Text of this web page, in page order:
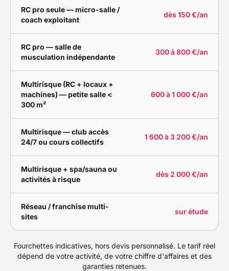
RC pro seule — micro-salle /
coach exploitant
dès 150 €/an
RC pro — salle de
musculation indépendante
300 à 800 €/an
Multirisque (RC + locaux +
machines) — petite salle <
300 m²
600 à 1 000 €/an
Multirisque — club accès
24/7 ou cours collectifs
1 600 à 3 200 €/an
Multirisque + spa/sauna ou
activités à risque
dès 2 000 €/an
Réseau / franchise multi-
sites
sur étude
Fourchettes indicatives, hors devis personnalisé. Le tarif réel
dépend de votre activité, de votre chiffre d'affaires et des
garanties retenues.